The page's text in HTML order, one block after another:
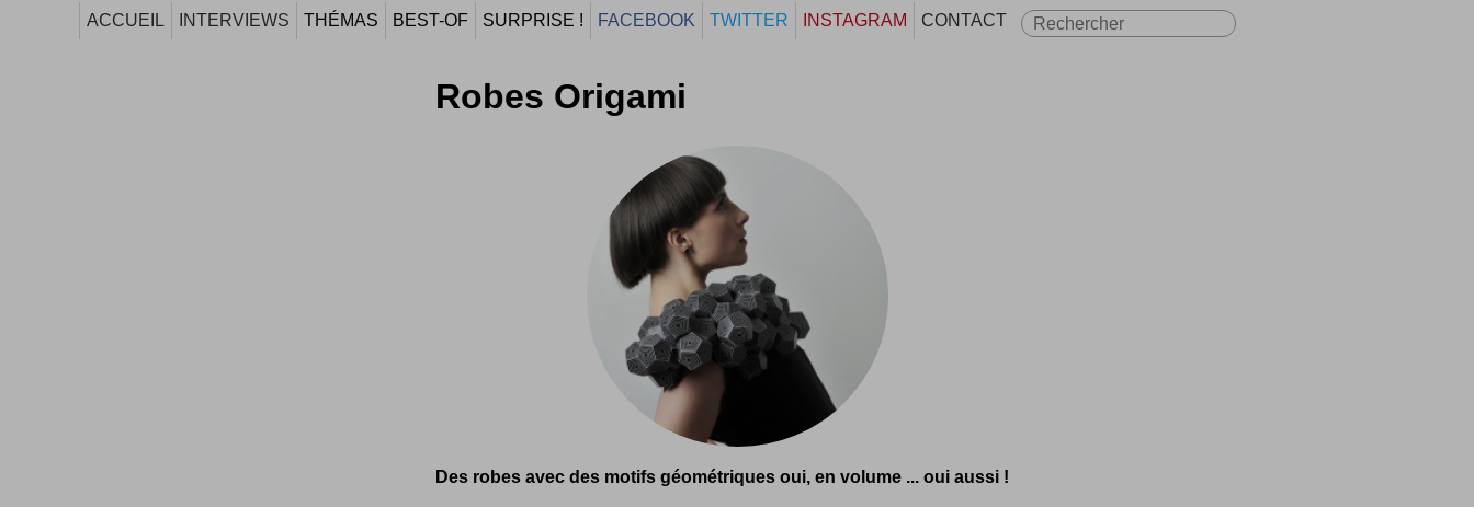
ACCUEIL INTERVIEWS THÉMAS BEST-OF SURPRISE ! FACEBOOK TWITTER INSTAGRAM CONTACT
Robes Origami
Des robes avec des motifs géométriques oui, en volume ... oui aussi !